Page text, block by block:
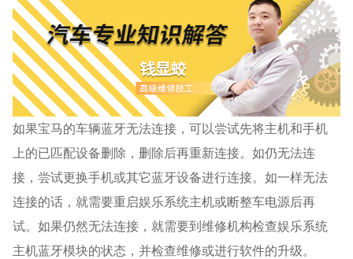
如果宝马的车辆蓝牙无法连接，可以尝试先将主机和手机
上的已匹配设备删除，删除后再重新连接。如仍无法连
接，尝试更换手机或其它蓝牙设备进行连接。如一样无法
连接的话，就需要重启娱乐系统主机或断整车电源后再
试。如果仍然无法连接，就需要到维修机构检查娱乐系统
主机蓝牙模块的状态，并检查维修或进行软件的升级。